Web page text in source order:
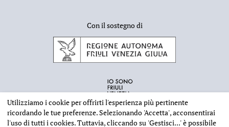
Con il sostegno di
Utilizziamo i cookie per offrirti l'esperienza più pertinente
ricordando le tue preferenze. Selezionando 'Accetta', acconsentirai
l'uso di tutti i cookies. Tuttavia, cliccando su 'Gestisci...'è possibile